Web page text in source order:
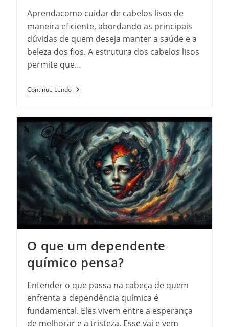
Aprendacomo cuidar de cabelos lisos de
maneira eficiente, abordando as principais
dúvidas de quem deseja manter a saúde e a
beleza dos fios. A estrutura dos cabelos lisos
permite que…
Continue LendoComo
Cuidar
Lisos:
Manter
A
Saúde
Dos
Fios
O que um dependente
químico pensa?
Entender o que passa na cabeça de quem
enfrenta a dependência química é
fundamental. Eles vivem entre a esperança
de melhorar e a tristeza. Esse vai e vem